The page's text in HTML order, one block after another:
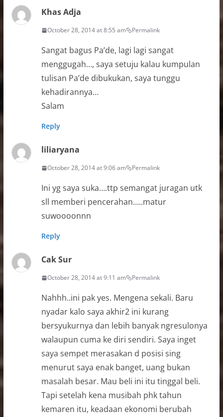
Khas Adja
October 28, 2014 at 8:55 am Permalink
Sangat bagus Pa’de, lagi lagi sangat
menggugah…, saya setuju kalau kumpulan
tulisan Pa’de dibukukan, saya tunggu
kehadirannya…
Salam
Reply
liliaryana
October 28, 2014 at 9:06 am Permalink
Ini yg saya suka….ttp semangat juragan utk
sll memberi pencerahan…..matur
suwoooonnn
Reply
Cak Sur
October 28, 2014 at 9:11 am Permalink
Nahhh..ini pak yes. Mengena sekali. Baru
nyadar kalo saya akhir2 ini kurang
bersyukurnya dan lebih banyak ngresulonya
walaupun cuma ke diri sendiri. Saya inget
saya sempet merasakan d posisi sing
menurut saya enak banget, uang bukan
masalah besar. Mau beli ini itu tinggal beli.
Tapi setelah kena musibah phk tahun
kemaren itu, keadaan ekonomi berubah